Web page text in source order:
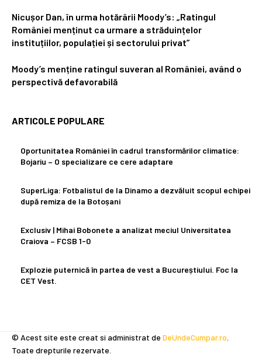
Nicușor Dan, în urma hotărârii Moody’s: „Ratingul
României menținut ca urmare a străduințelor
instituțiilor, populației și sectorului privat”
Moody’s menține ratingul suveran al României, având o
perspectivă defavorabilă
ARTICOLE POPULARE
Oportunitatea României în cadrul transformărilor climatice:
Bojariu – O specializare ce cere adaptare
SuperLiga: Fotbalistul de la Dinamo a dezvăluit scopul echipei
după remiza de la Botoșani
Exclusiv | Mihai Bobonete a analizat meciul Universitatea
Craiova – FCSB 1-0
Explozie puternică în partea de vest a Bucureștiului. Foc la
CET Vest.
© Acest site este creat si administrat de DeUndeCumpar.ro
Toate drepturile rezervate.